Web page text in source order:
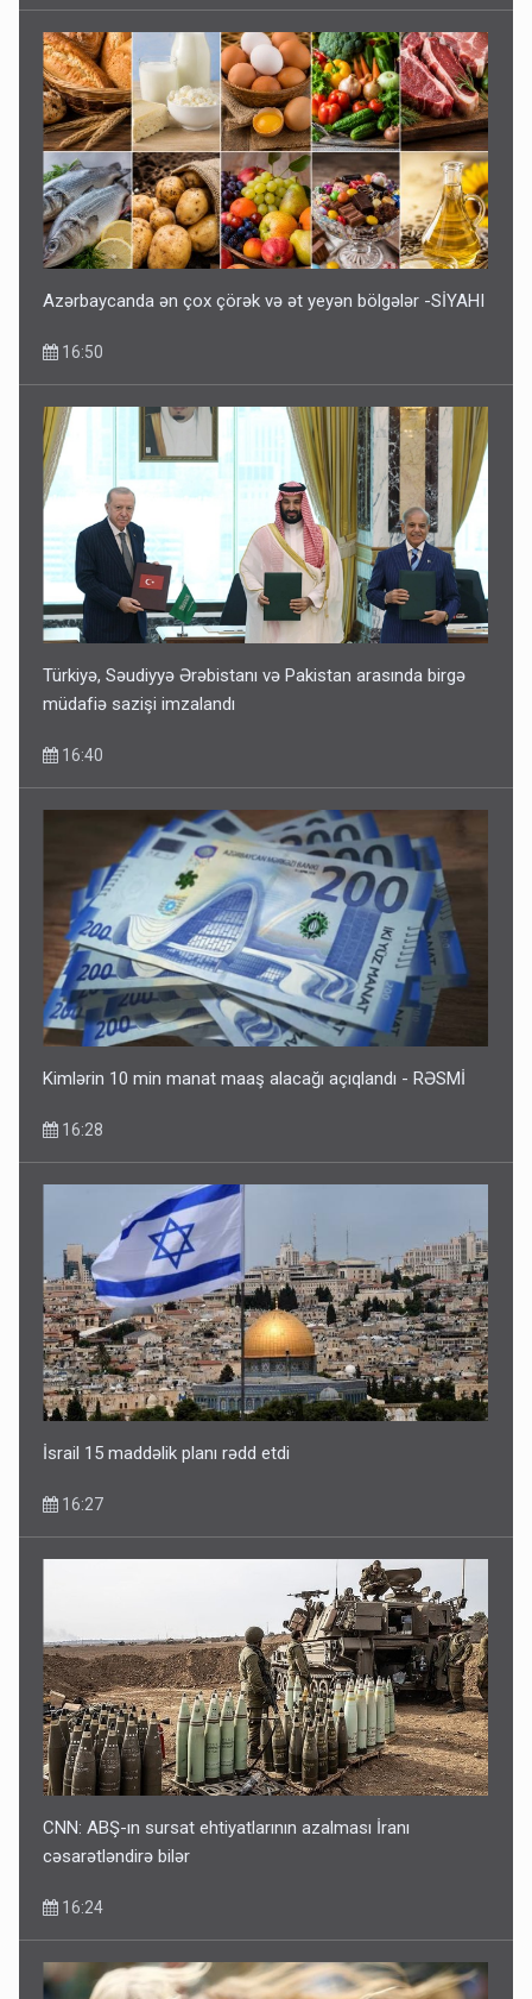
Azərbaycanda ən çox çörək və ət yeyən bölgələr -SİYAHI
16:50
Türkiyə, Səudiyyə Ərəbistanı və Pakistan arasında birgə
müdafiə sazişi imzalandı
16:40
Kimlərin 10 min manat maaş alacağı açıqlandı - RƏSMİ
16:28
İsrail 15 maddəlik planı rədd etdi
16:27
CNN: ABŞ-ın sursat ehtiyatlarının azalması İranı
cəsarətləndirə bilər
16:24